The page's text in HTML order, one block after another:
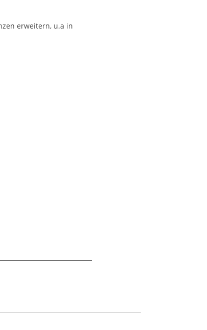
erweitern, u.a in